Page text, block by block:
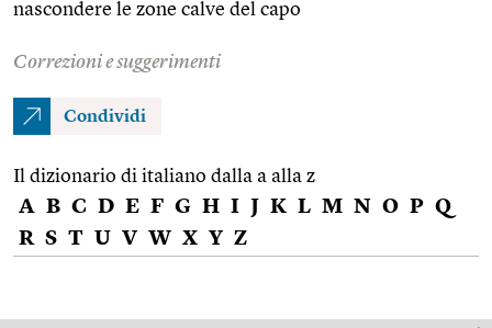
nascondere le zone calve del capo
Correzioni e suggerimenti
Condividi
Il dizionario di italiano dalla a alla z
A B C D E F G H I J K L M N O P Q
R S T U V W X Y Z